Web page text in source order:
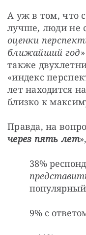
А уж в том, что
лучше, люди не
оценки
ближайший год
также
«индекс
лет находится
близко к
Правда, на
через пять лет
38%
популярный
9% с